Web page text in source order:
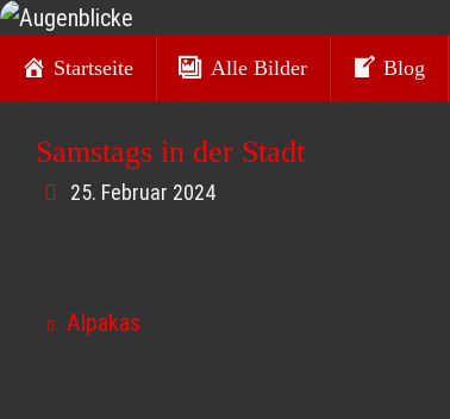
Zum
Inhalt
Augenblicke
Kurt O. Wörl - Fotografie
Inhalt
Startseite Alle Bilder Blog
Samstags in der Stadt
25. Februar 2024
Alpakas